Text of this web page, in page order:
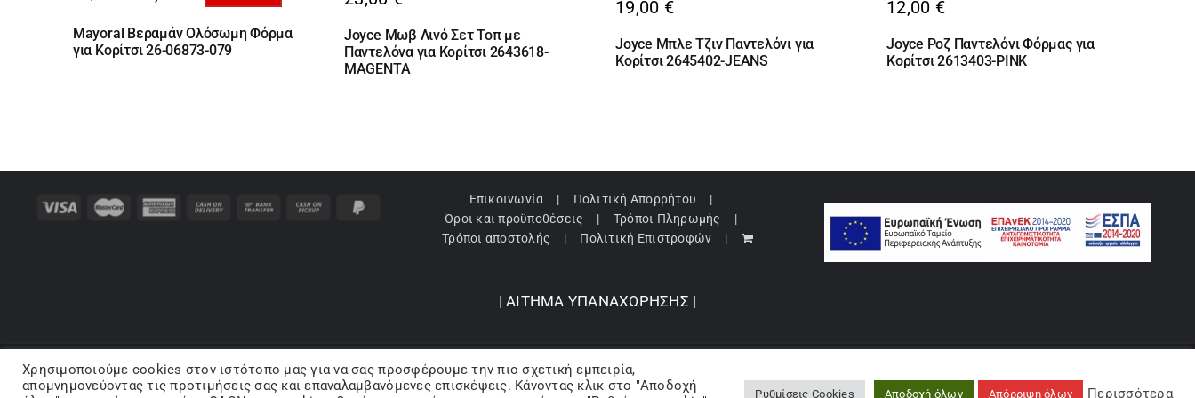
price
was:
τρέχουσα
τιμή
Mayoral Βεραμάν Ολόσωμη Φόρμα
για Κορίτσι 26-06873-079
Joyce Μωβ Λινό Σετ Τοπ με
Παντελόνα για Κορίτσι 2643618-
MAGENTA
19,00 €
Joyce Μπλε Τζιν Παντελόνι για
Κορίτσι 2645402-JEANS
12,00 €
Joyce Ροζ Παντελόνι Φόρμας για
Κορίτσι 2613403-PINK
Επικοινωνία
Πολιτική Απορρήτου
Όροι και προϋποθέσεις
Τρόποι Πληρωμής
Τρόποι αποστολής
Πολιτική Επιστροφών
| ΑΙΤΗΜΑ ΥΠΑΝΑΧΩΡΗΣΗΣ |
Copyright 2024 © Barbopoulos store - All Rights Reserved |
Χρησιμοποιούμε cookies στον ιστότοπo μας για να σας προσφέρουμε την πιο σχετική εμπειρία,
απομνημονεύοντας τις προτιμήσεις σας και επαναλαμβανόμενες επισκέψεις. Κάνοντας κλικ στο "Αποδοχή
Ρυθμίσεις Cookies Αποδοχή όλων Απόρριψη όλων Περισσότερα